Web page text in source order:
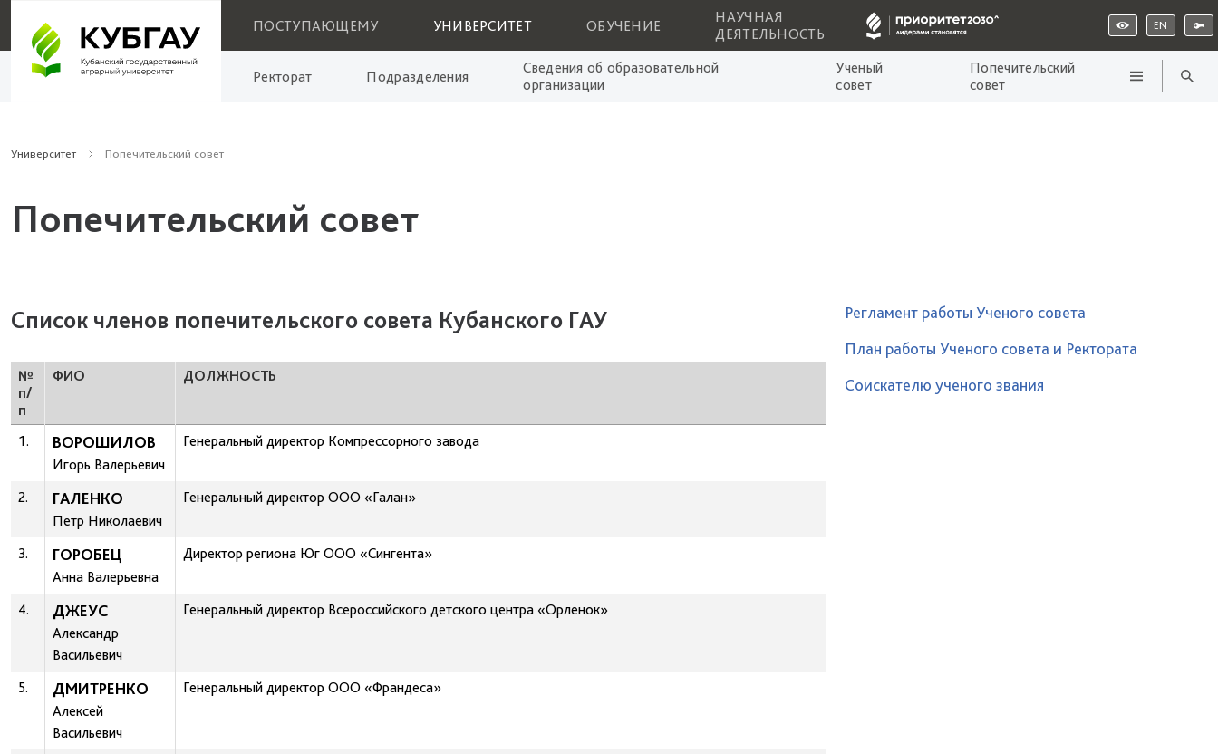
ПОСТУПАЮЩЕМУ УНИВЕРСИТЕТ ОБУЧЕНИЕ
НАУЧНАЯ
ДЕЯТЕЛЬНОСТЬ
EN
Ректорат Подразделения
Сведения об образовательной
организации
Ученый
совет
Попечительский
совет
Университет Попечительский совет
Попечительский совет
Список членов попечительского совета Кубанского ГАУ
№
п/
п
ФИО ДОЛЖНОСТЬ
1. ВОРОШИЛОВ
Игорь Валерьевич
Генеральный директор Компрессорного завода
2. ГАЛЕНКО
Петр Николаевич
Генеральный директор ОOО «Галан»
3. ГОРОБЕЦ
Анна Валерьевна
Директор региона Юг ООО «Сингента»
4. ДЖЕУС
Александр
Васильевич
Генеральный директор Всероссийского детского центра «Орленок»
5. ДМИТРЕНКО
Алексей
Васильевич
Генеральный директор ООО «Франдеса»
Регламент работы Ученого совета
План работы Ученого совета и Ректората
Соискателю ученого звания